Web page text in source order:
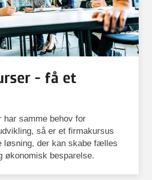
- få et
har samme behov for
så er et firmakursus
løsning, der kan skabe fælles
økonomisk besparelse.